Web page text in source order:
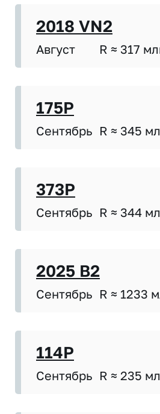
2018 VN2
Август R ≈ 317
175P
Сентябрь R ≈ 345
373P
Сентябрь R ≈ 344
2025 B2
Сентябрь R ≈ 1233
114P
Сентябрь R ≈ 235